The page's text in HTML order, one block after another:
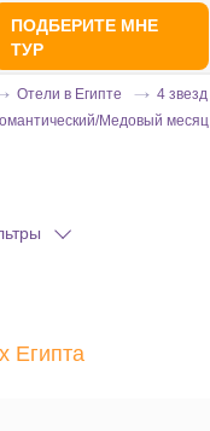
ПОДБЕРИТЕ МНЕ
ТУР
Отели в Египте
4 звезд
Медовый месяц
Египта